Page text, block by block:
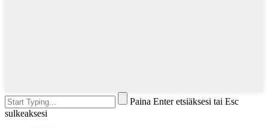
Paina Enter etsiäksesi tai Esc
sulkeaksesi